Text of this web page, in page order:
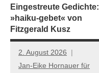
Eingestreute Gedichte:
»haiku-gebet« von
Fitzgerald Kusz
2. August 2026
Jan-Eike Hornauer für